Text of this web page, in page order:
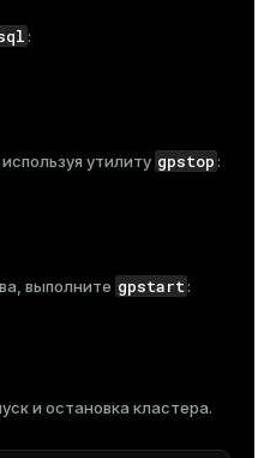
:
утилиту gpstop:
выполните gpstart:
и остановка кластера.